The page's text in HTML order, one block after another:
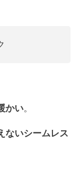
かい。
ないシームレス